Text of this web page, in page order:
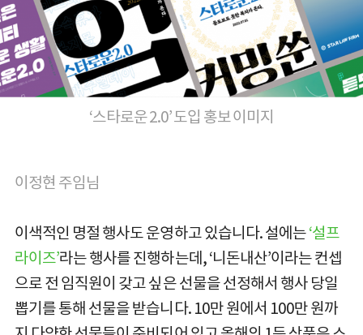
‘스타로운 2.0’ 도입 홍보 이미지
이정현 주임님
이색적인 명절 행사도 운영하고 있습니다. 설에는‘설프
라이즈’라는 행사를 진행하는데, ‘니돈내산’이라는 컨셉
으로 전 임직원이 갖고 싶은 선물을 선정해서 행사 당일
뽑기를 통해 선물을 받습니다. 10만 원에서 100만 원까